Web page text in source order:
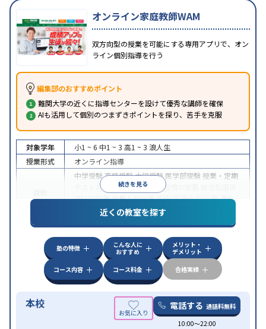
オンライン家庭教師WAM
双方向型の授業を可能にする専用アプリで、オン
ライン個別指導を行う
編集部のおすすめポイント
難関大学の近くに指導センターを設けて優秀な講師を確保
AIも活用して個別のつまずきポイントを探り、苦手を克服
続きを見る
対象学年 小1 ~ 6 中1 ~ 3 高1 ~ 3 浪人生
授業形式
オンライン指導
中学受験高校受験大学受験 医学部受験 授業・定期
テスト対策
内申点対策 学習習慣の定着
(旧AO)対策推薦入試対策英検(英語検定)対策漢検
(漢字検定)対策
中高一貫校生に対応成績保証制度あり授業の振替
可能不登校生に対応学習にPC・タブレットを利用
オンライン対応1科目から受講可能
近くの教室を探す
塾の特徴
こんな人に
おすすめ
メリット・
デメリット
コース内容
コース料金 合格実績
本校 電話する 通話料無料
10:00〜22:00